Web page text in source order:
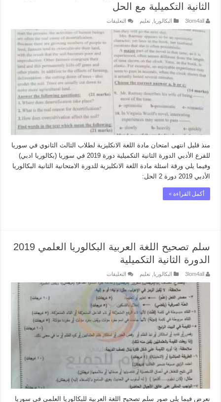
الثانية التكميلية مع الحل
3lom4all البكالوريا ,تعليم التعليقات
اسئلة
الانكليزي
الأدبي
2019
الدورة
الثانية
التكميلية
مع
مغلقة
منذ قليل انتهى امتحان مادة اللغة الانكليزية لطلاب الثالث الثانوي في سوريا
للفرع الأدبي الدورة الثانية التكميلية دورة 2019 في سوريا (بكالوريا ادبي)
وفيما يلي ورقة اسئلة مادة اللغة الانكليزية للدورة الامتحانية الثانية البكالوريا
الأدبي 2019 دورة 2 الحل:
أكمل القراءة »
سلم تصحيح اللغة العربية البكالوريا العلمي 2019
الدورة الثانية التكميلية
3lom4all البكالوريا ,تعليم التعليقات
تصحيح
اللغة
العربية
البكالوريا
العلمي
2019
الدورة
الثانية
التكميلية
مغلقة
نعرض فيما يلي صور سلم تصحيح اللغة العربية للبكالوريا العلمي في سوريا